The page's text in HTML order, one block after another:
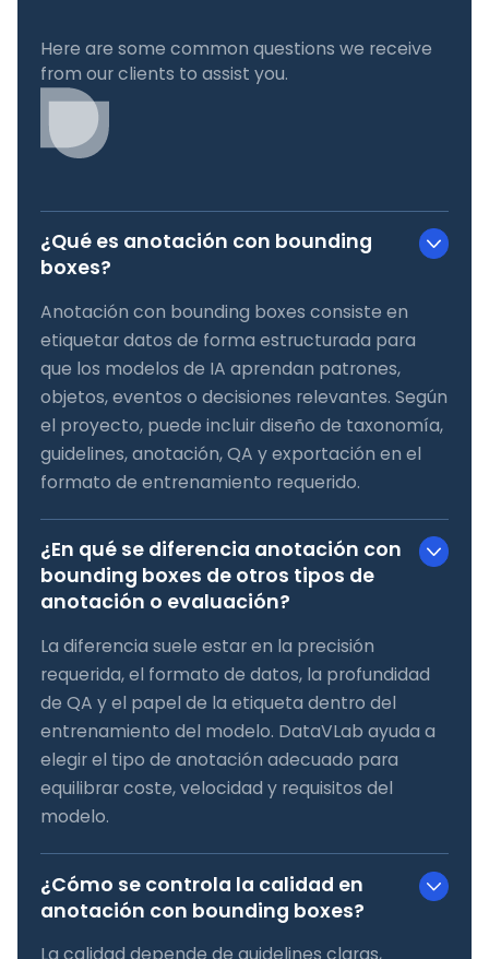
Here are some common questions we receive
from our clients to assist you.
¿Qué es anotación con bounding
boxes?
Anotación con bounding boxes consiste en
etiquetar datos de forma estructurada para
que los modelos de IA aprendan patrones,
objetos, eventos o decisiones relevantes. Según
el proyecto, puede incluir diseño de taxonomía,
guidelines, anotación, QA y exportación en el
formato de entrenamiento requerido.
¿En qué se diferencia anotación con
bounding boxes de otros tipos de
anotación o evaluación?
La diferencia suele estar en la precisión
requerida, el formato de datos, la profundidad
de QA y el papel de la etiqueta dentro del
entrenamiento del modelo. DataVLab ayuda a
elegir el tipo de anotación adecuado para
equilibrar coste, velocidad y requisitos del
modelo.
¿Cómo se controla la calidad en
anotación con bounding boxes?